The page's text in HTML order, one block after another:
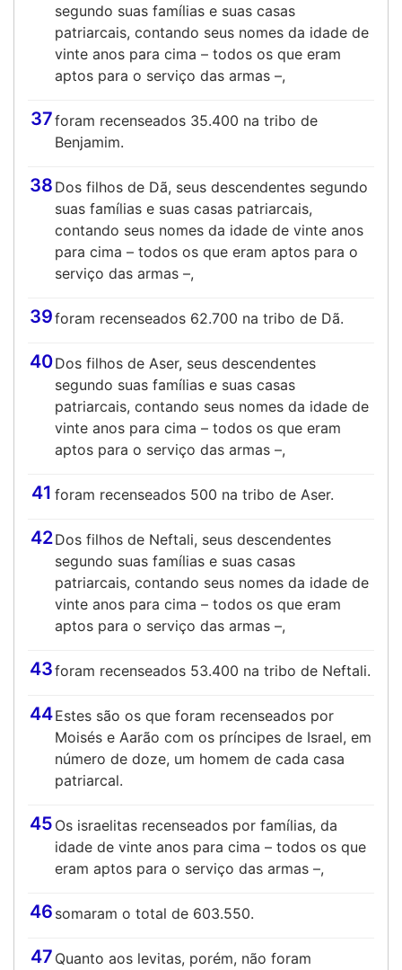
segundo suas famílias e suas casas
patriarcais, contando seus nomes da idade de
vinte anos para cima – todos os que eram
aptos para o serviço das armas –,
37foram recenseados 35.400 na tribo de
Benjamim.
38 Dos filhos de Dã, seus descendentes segundo
suas famílias e suas casas patriarcais,
contando seus nomes da idade de vinte anos
para cima – todos os que eram aptos para o
serviço das armas –,
39foram recenseados 62.700 na tribo de Dã.
40Dos filhos de Aser, seus descendentes
segundo suas famílias e suas casas
patriarcais, contando seus nomes da idade de
vinte anos para cima – todos os que eram
aptos para o serviço das armas –,
41 foram recenseados 500 na tribo de Aser.
42Dos filhos de Neftali, seus descendentes
segundo suas famílias e suas casas
patriarcais, contando seus nomes da idade de
vinte anos para cima – todos os que eram
aptos para o serviço das armas –,
43foram recenseados 53.400 na tribo de Neftali.
44Estes são os que foram recenseados por
Moisés e Aarão com os príncipes de Israel, em
número de doze, um homem de cada casa
patriarcal.
45 Os israelitas recenseados por famílias, da
idade de vinte anos para cima – todos os que
eram aptos para o serviço das armas –,
46 somaram o total de 603.550.
47 Quanto aos levitas, porém, não foram